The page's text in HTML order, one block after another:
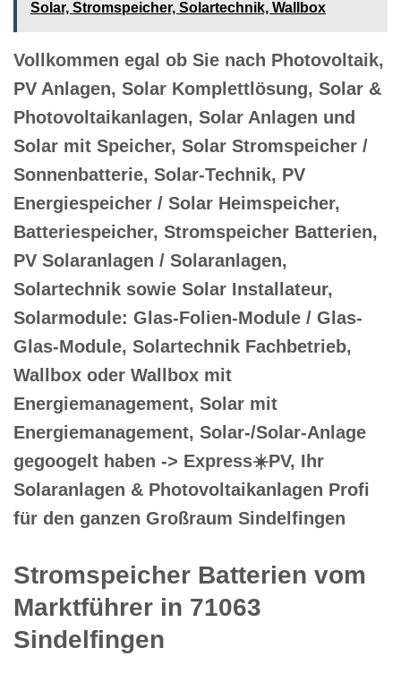
Solar, Stromspeicher, Solartechnik, Wallbox
Vollkommen egal ob Sie nach Photovoltaik,
PV Anlagen, Solar Komplettlösung, Solar &
Photovoltaikanlagen, Solar Anlagen und
Solar mit Speicher, Solar Stromspeicher /
Sonnenbatterie, Solar-Technik, PV
Energiespeicher / Solar Heimspeicher,
Batteriespeicher, Stromspeicher Batterien,
PV Solaranlagen / Solaranlagen,
Solartechnik sowie Solar Installateur,
Solarmodule: Glas-Folien-Module / Glas-
Glas-Module, Solartechnik Fachbetrieb,
Wallbox oder Wallbox mit
Energiemanagement, Solar mit
Energiemanagement, Solar-/Solar-Anlage
gegoogelt haben -> Express☀️PV️, Ihr
Solaranlagen & Photovoltaikanlagen Profi
für den ganzen Großraum Sindelfingen
Stromspeicher Batterien vom
Marktführer in 71063
Sindelfingen